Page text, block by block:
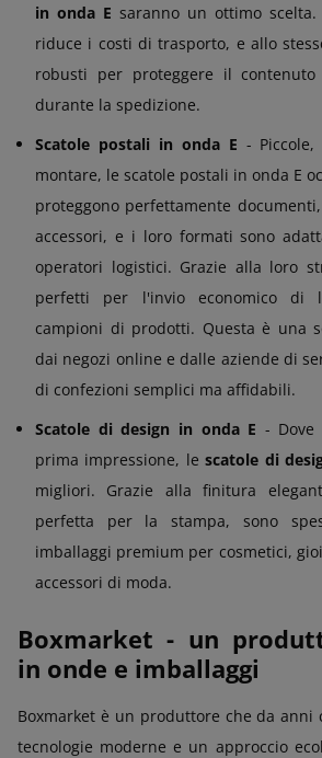
in onda E saranno un ottimo
riduce i costi di trasporto, e allo
robusti per proteggere il
durante la spedizione.
Scatole postali in onda E -
montare, le scatole postali in onda E
proteggono perfettamente
accessori, e i loro formati sono
operatori logistici. Grazie alla loro
perfetti per l'invio economico di
campioni di prodotti. Questa è una
dai negozi online e dalle aziende di
di confezioni semplici ma affidabili.
Scatole di design in onda E -
prima impressione, lescatole di
migliori. Grazie alla finitura
perfetta per la stampa, sono
imballaggi premium per cosmetici,
accessori di moda.
Boxmarket - un
in onde e imballaggi
Boxmarket è un produttore che da anni
tecnologie moderne e un approccio